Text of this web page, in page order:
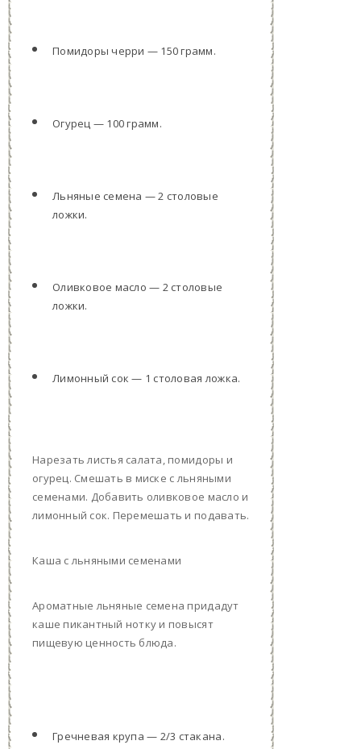
Помидоры черри — 150 грамм.
Огурец — 100 грамм.
Льняные семена — 2 столовые
ложки.
Оливковое масло — 2 столовые
ложки.
Лимонный сок — 1 столовая ложка.
Нарезать листья салата, помидоры и
огурец. Смешать в миске с льняными
семенами. Добавить оливковое масло и
лимонный сок. Перемешать и подавать.
Каша с льняными семенами
Ароматные льняные семена придадут
каше пикантный нотку и повысят
пищевую ценность блюда.
Гречневая крупа — 2/3 стакана.